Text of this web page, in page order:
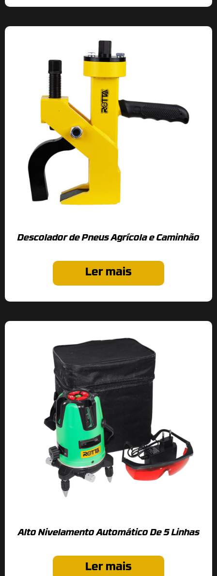
Descolador de Pneus Agrícola e Caminhão
Ler mais
Alto Nivelamento Automático De 5 Linhas
Ler mais